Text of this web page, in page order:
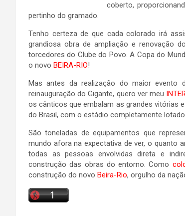
coberto,
pertinho do gramado.
Tenho certeza de que cada colorado irá
grandiosa obra de ampliação e renovação
torcedores do Clube do Povo. A Copa do
o novo BEIRA-RIO!
Mas antes da realização do maior evento
reinauguração do Gigante, quero ver meu
os cânticos que embalam as grandes vitórias
do Brasil, com o estádio completamente
São toneladas de equipamentos que
mundo afora na expectativa de ver, o quanto
todas as pessoas envolvidas direta e
construção das obras do entorno. Como
construção do novo Beira-Rio, orgulho da